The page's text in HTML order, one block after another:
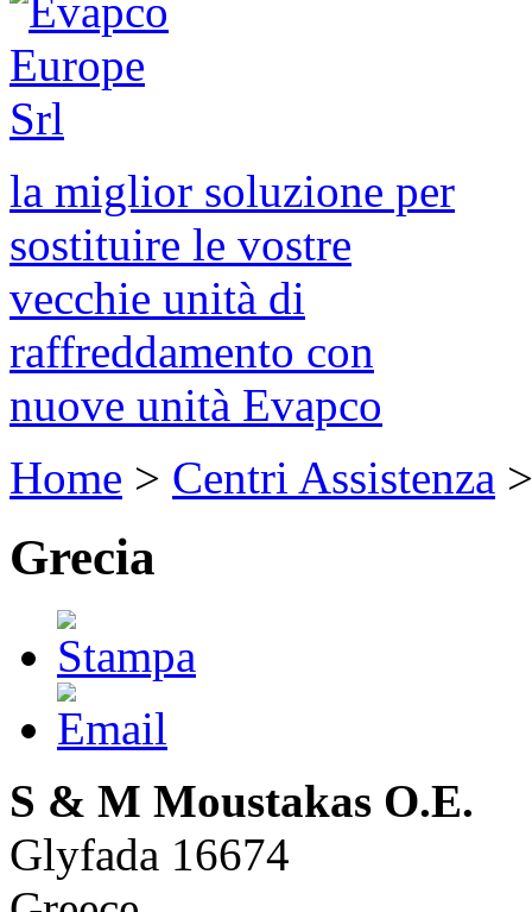
la miglior soluzione per
sostituire le vostre
vecchie unità di
raffreddamento con
nuove unità Evapco
Home > Centri Assistenza
Grecia
S & M Moustakas O.E.
Glyfada 16674